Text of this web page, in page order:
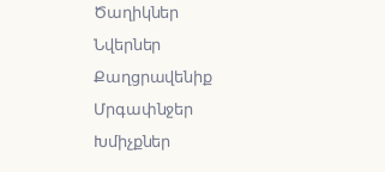
Ծաղիկներ
Նվերներ
Քաղցրավենիք
Մրգափնջեր
Խմիչքներ